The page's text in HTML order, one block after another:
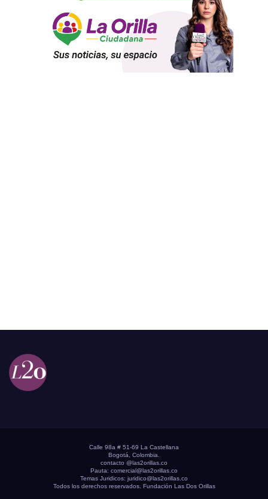
Calle 98a # 51-69 La Castellana
Bogotá, Colombia.
contacto @las2orillas.co
Pauta: comercial@las2orillas.co
Temas Juridicos: juridico@las2orillas.co
Todos los derechos reservados. Fundación Las Dos Orillas